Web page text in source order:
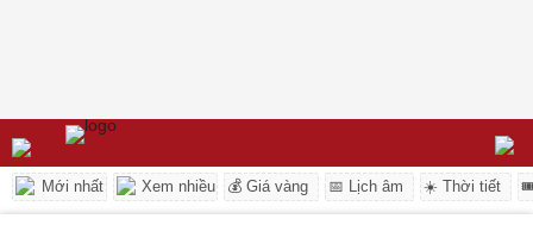
Mới nhất Xem nhiều 💰 Giá vàng 📅 Lịch âm ☀️ Thời tiết